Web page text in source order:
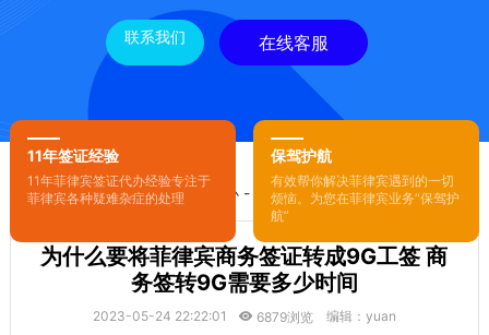
联系我们 在线客服
11年签证经验
11年菲律宾签证代办经验专注于
菲律宾各种疑难杂症的处理
保驾护航
有效帮你解决菲律宾遇到的一切
烦恼。为您在菲律宾业务“保驾护
航”
您的位置：首页-菲律宾签证代办- 正文
为什么要将菲律宾商务签证转成9G工签 商
务签转9G需要多少时间
2023-05-24 22:22:01 6879浏览 编辑：yuan